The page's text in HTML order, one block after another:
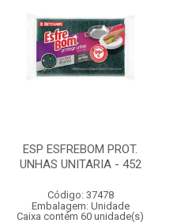
ESP ESFREBOM PROT.
UNHAS UNITARIA - 452
Código: 37478
Embalagem: Unidade
Caixa contém 60 unidade(s)